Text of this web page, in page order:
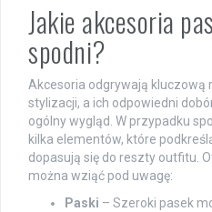
Jakie akcesoria
spodni?
Akcesoria odgrywają kluczową
stylizacji, a ich odpowiedni
ogólny wygląd. W przypadku
kilka elementów, które
dopasują się do reszty outfitu.
można wziąć pod uwagę:
Paski – Szeroki pasek